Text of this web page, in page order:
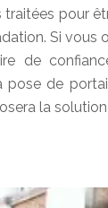
traitées pour
Si vous
de
de
la